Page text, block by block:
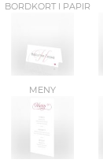
BORDKORT I PAPIR
MENY